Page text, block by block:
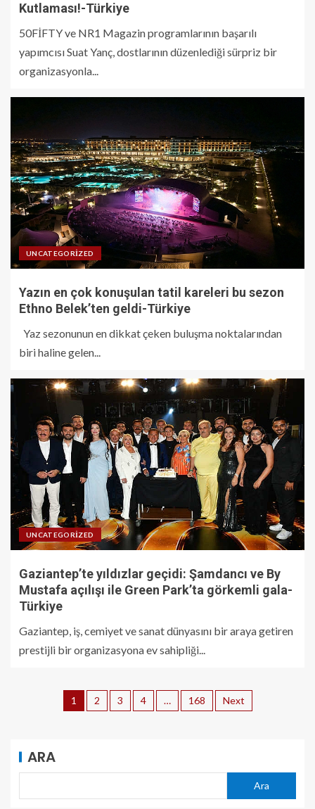
Kutlaması!-Türkiye
50FİFTY ve NR1 Magazin programlarının başarılı
yapımcısı Suat Yanç, dostlarının düzenlediği sürpriz bir
organizasyonla...
UNCATEGORIZED
Yazın en çok konuşulan tatil kareleri bu sezon
Ethno Belek’ten geldi-Türkiye
Yaz sezonunun en dikkat çeken buluşma noktalarından
biri haline gelen...
UNCATEGORIZED
Gaziantep’te yıldızlar geçidi: Şamdancı ve By
Mustafa açılışı ile Green Park’ta görkemli gala-
Türkiye
Gaziantep, iş, cemiyet ve sanat dünyasını bir araya getiren
prestijli bir organizasyona ev sahipliği...
1 2 3 4 … 168 Next
ARA
Ara